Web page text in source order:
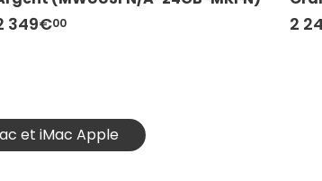
349€00 2
et iMac Apple